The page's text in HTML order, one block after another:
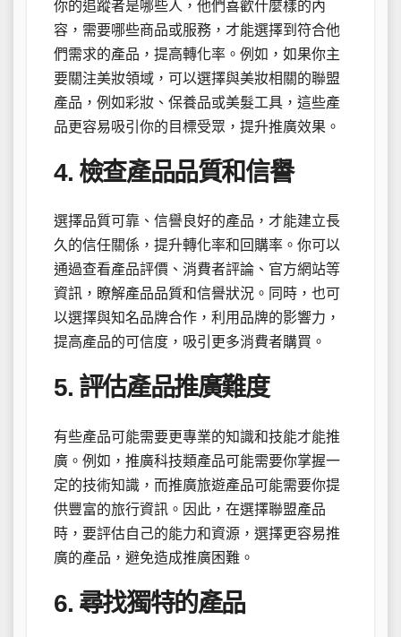
你的追蹤者是哪些人，他們喜歡什麼樣的內
容，需要哪些商品或服務，才能選擇到符合他
們需求的產品，提高轉化率。例如，如果你主
要關注美妝領域，可以選擇與美妝相關的聯盟
產品，例如彩妝、保養品或美髮工具，這些產
品更容易吸引你的目標受眾，提升推廣效果。
4. 檢查產品品質和信譽
選擇品質可靠、信譽良好的產品，才能建立長
久的信任關係，提升轉化率和回購率。你可以
通過查看產品評價、消費者評論、官方網站等
資訊，瞭解產品品質和信譽狀況。同時，也可
以選擇與知名品牌合作，利用品牌的影響力，
提高產品的可信度，吸引更多消費者購買。
5. 評估產品推廣難度
有些產品可能需要更專業的知識和技能才能推
廣。例如，推廣科技類產品可能需要你掌握一
定的技術知識，而推廣旅遊產品可能需要你提
供豐富的旅行資訊。因此，在選擇聯盟產品
時，要評估自己的能力和資源，選擇更容易推
廣的產品，避免造成推廣困難。
6. 尋找獨特的產品